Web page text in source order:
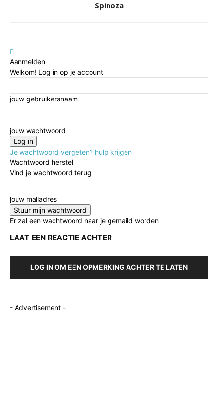
Spinoza
Aanmelden
Welkom! Log in op je account
jouw gebruikersnaam
jouw wachtwoord
Je wachtwoord vergeten? hulp krijgen
Wachtwoord herstel
Vind je wachtwoord terug
jouw mailadres
Er zal een wachtwoord naar je gemaild worden
LAAT EEN REACTIE ACHTER
LOG IN OM EEN OPMERKING ACHTER TE LATEN
- Advertisement -